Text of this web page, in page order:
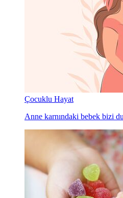
Çocuklu Hayat
Anne karnındaki bebek bizi